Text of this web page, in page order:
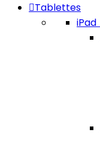
Tablettes
iPad